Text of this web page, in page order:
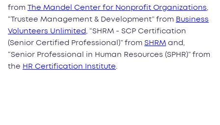
from The Mandel Center for Nonprofit Organizations
“Trustee Management & Development” from Business
Volunteers Unlimited
, “SHRM - SCP Certification
(Senior Certified Professional)” from SHRM and,
“Senior Professional in Human Resources (SPHR)” from
the HR Certification Institute